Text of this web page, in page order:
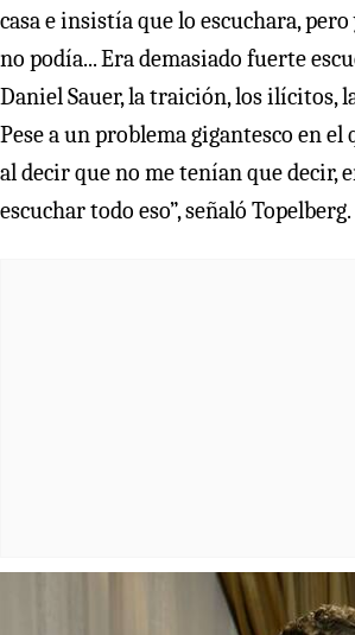
casa e insistía que lo escuchara,
no podía... Era demasiado fuerte
Daniel Sauer, la traición, los ilícitos,
Pese a un problema gigantesco en el
al decir que no me tenían que decir,
escuchar todo eso”, señaló Topelberg.